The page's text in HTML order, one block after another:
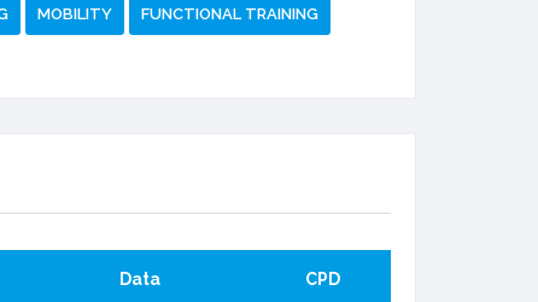
MOBILITY FUNCTIONAL TRAINING
Data CPD